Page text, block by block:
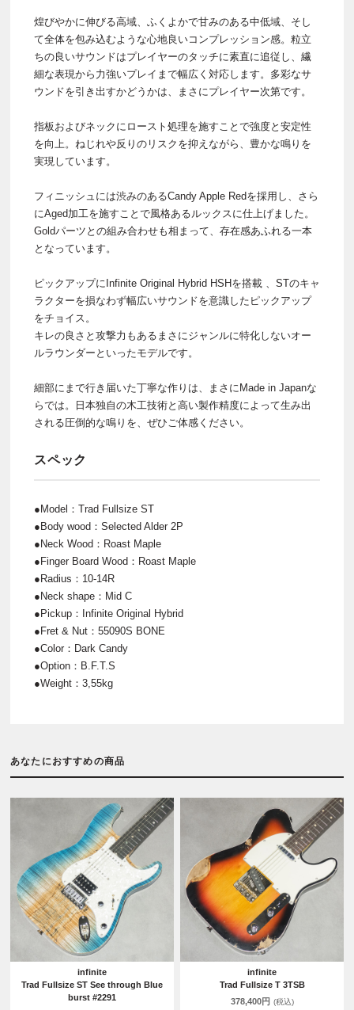
煌びやかに伸びる高域、ふくよかで甘みのある中低域、そし
て全体を包み込むような心地良いコンプレッション感。粒立
ちの良いサウンドはプレイヤーのタッチに素直に追従し、繊
細な表現から力強いプレイまで幅広く対応します。多彩なサ
ウンドを引き出すかどうかは、まさにプレイヤー次第です。
指板およびネックにロースト処理を施すことで強度と安定性
を向上。ねじれや反りのリスクを抑えながら、豊かな鳴りを
実現しています。
フィニッシュには渋みのあるCandy Apple Redを採用し、さら
にAged加工を施すことで風格あるルックスに仕上げました。
Goldパーツとの組み合わせも相まって、存在感あふれる一本
となっています。
ピックアップにInfinite Original Hybrid HSHを搭載 、STのキャ
ラクターを損なわず幅広いサウンドを意識したピックアップ
をチョイス。
キレの良さと攻撃力もあるまさにジャンルに特化しないオー
ルラウンダーといったモデルです。
細部にまで行き届いた丁寧な作りは、まさにMade in Japanな
らでは。日本独自の木工技術と高い製作精度によって生み出
される圧倒的な鳴りを、ぜひご体感ください。
スペック
●Model：Trad Fullsize ST
●Body wood：Selected Alder 2P
●Neck Wood：Roast Maple
●Finger Board Wood：Roast Maple
●Radius：10-14R
●Neck shape：Mid C
●Pickup：Infinite Original Hybrid
●Fret & Nut：55090S BONE
●Color：Dark Candy
●Option：B.F.T.S
●Weight：3,55kg
あなたにおすすめの商品
infinite
Trad Fullsize ST See through Blue
burst #2291
infinite
Trad Fullsize T 3TSB
378,400円 (税込)